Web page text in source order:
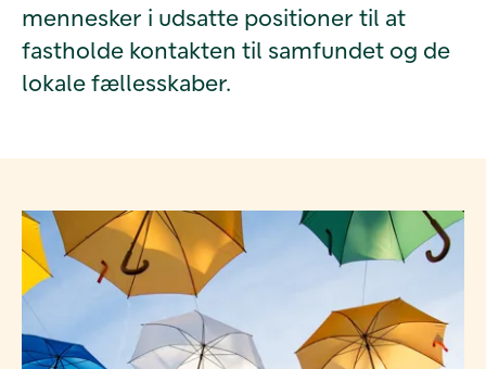
mennesker i udsatte positioner til at
fastholde kontakten til samfundet og de
lokale fællesskaber.